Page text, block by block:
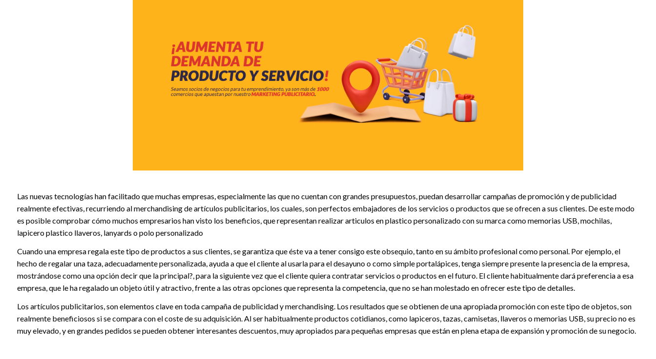
Las nuevas tecnologías han facilitado que muchas empresas, especialmente las que no cuentan con grandes presupuestos, puedan desarrollar campañas de promoción y de publicidad
realmente efectivas, recurriendo al merchandising de artículos publicitarios, los cuales, son perfectos embajadores de los servicios o productos que se ofrecen a sus clientes. De este modo
es posible comprobar cómo muchos empresarios han visto los beneficios, que representan realizar articulos en plastico personalizado con su marca como memorias USB, mochilas,
lapicero plastico llaveros, lanyards o polo personalizado
Cuando una empresa regala este tipo de productos a sus clientes, se garantiza que éste va a tener consigo este obsequio, tanto en su ámbito profesional como personal. Por ejemplo, el
hecho de regalar una taza, adecuadamente personalizada, ayuda a que el cliente al usarla para el desayuno o como simple portalápices, tenga siempre presente la presencia de la empresa,
mostrándose como una opción decir que la principal?, para la siguiente vez que el cliente quiera contratar servicios o productos en el futuro. El cliente habitualmente dará preferencia a esa
empresa, que le ha regalado un objeto útil y atractivo, frente a las otras opciones que representa la competencia, que no se han molestado en ofrecer este tipo de detalles.
Los artículos publicitarios, son elementos clave en toda campaña de publicidad y merchandising. Los resultados que se obtienen de una apropiada promoción con este tipo de objetos, son
realmente beneficiosos si se compara con el coste de su adquisición. Al ser habitualmente productos cotidianos, como lapiceros, tazas, camisetas, llaveros o memorias USB, su precio no es
muy elevado, y en grandes pedidos se pueden obtener interesantes descuentos, muy apropiados para pequeñas empresas que están en plena etapa de expansión y promoción de su negocio.